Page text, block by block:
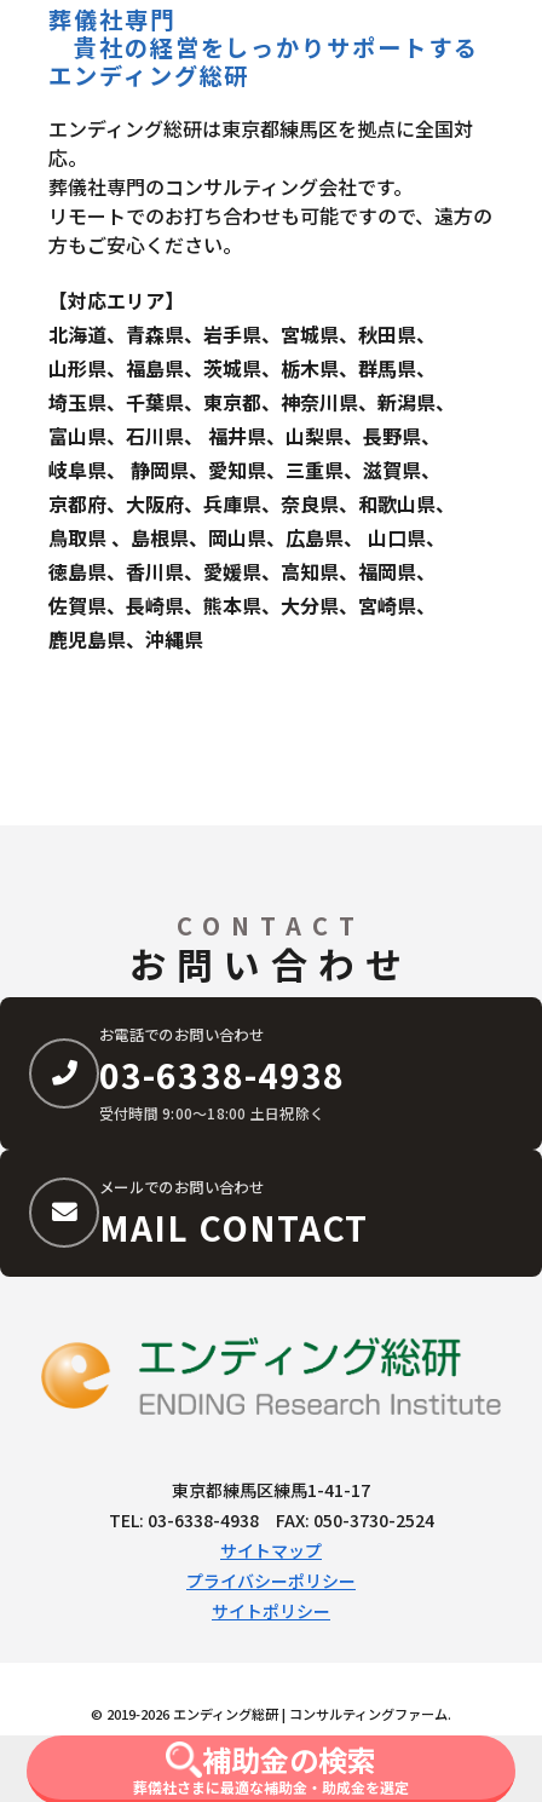
葬儀社専門
貴社の経営をしっかりサポートする
エンディング総研
エンディング総研は東京都練馬区を拠点に全国対
応。
葬儀社専門のコンサルティング会社です。
リモートでのお打ち合わせも可能ですので、遠方の
方もご安心ください。
【対応エリア】
北海道、青森県、岩手県、宮城県、秋田県、
山形県、福島県、茨城県、栃木県、群馬県、
埼玉県、千葉県、東京都、神奈川県、新潟県、
富山県、石川県、 福井県、山梨県、長野県、
岐阜県、 静岡県、愛知県、三重県、滋賀県、
京都府、大阪府、兵庫県、奈良県、和歌山県、
鳥取県 、島根県、岡山県、広島県、 山口県、
徳島県、香川県、愛媛県、高知県、福岡県、
佐賀県、長崎県、熊本県、大分県、宮崎県、
鹿児島県、沖縄県
CONTACT
お問い合わせ
お電話でのお問い合わせ
03-6338-4938
受付時間 9:00〜18:00 土日祝除く
メールでのお問い合わせ
MAIL CONTACT
東京都練馬区練馬1-41-17
TEL: 03-6338-4938 FAX: 050-3730-2524
サイトマップ
プライバシーポリシー
サイトポリシー
© 2019-2026 エンディング総研 | コンサルティングファーム.
補助金の検索
葬儀社さまに最適な補助金・助成金を選定